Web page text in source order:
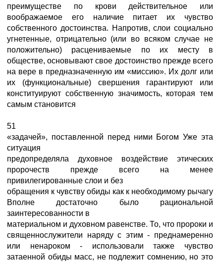
преимуществе по крови действительное или
воображаемое его наличие питает их чувство
собственного достоинства. Напротив, слои социально
угнетенные, отрицательно (или во всяком случае не
положительно) расцениваемые по их месту в
обществе, основывают свое достоинство прежде всего
на вере в предназначенную им «миссию». Их долг или
их (функциональные) свершения гарантируют или
конституируют собственную значимость, которая тем
самым становится
51
«задачей», поставленной перед ними Богом Уже эта
ситуация
предопределяла духовное воздействие этических
пророчеств прежде всего на менее
привилегированные слои и без
обращения к чувству обиды как к необходимому рычагу
Вполне достаточно было рациональной
заинтересованности в
материальном и духовном равенстве. То, что пророки и
священнослужители наряду с этим - преднамеренно
или ненароком - использовали также чувство
затаенной обиды масс, не подлежит сомнению, но это